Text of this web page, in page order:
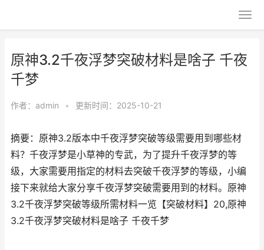
原神3.2千夜浮梦突破材料是啥子 千夜
千梦
作者： admin • 更新时间：2025-10-21
摘要：原神3.2版本中千夜浮梦突破等级需要用到哪些材
料？千夜浮梦是小草神的专武，为了提升千夜浮梦的等
级，大家需要用指定的材料去突破千夜浮梦的等级，小编
接下来就给大家分享千夜浮梦突破需要用到的材料。原神
3.2千夜浮梦突破等级所需材料一览【突破材料】20,原神
3.2千夜浮梦突破材料是啥子 千夜千梦